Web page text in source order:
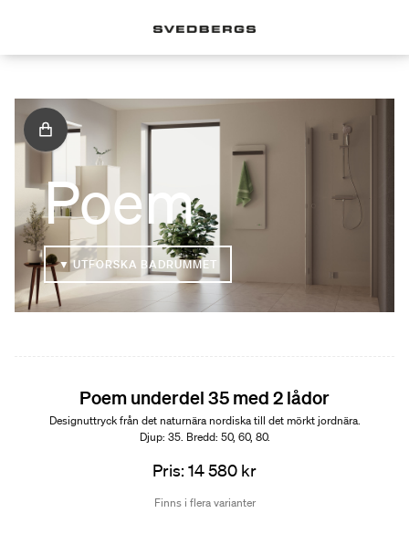
Poem
▼ UTFORSKA BADRUMMET
Poem underdel 35 med 2 lådor
Designuttryck från det naturnära nordiska till det mörkt jordnära.
Djup: 35. Bredd: 50, 60, 80.
Pris: 14 580 kr
Finns i flera varianter